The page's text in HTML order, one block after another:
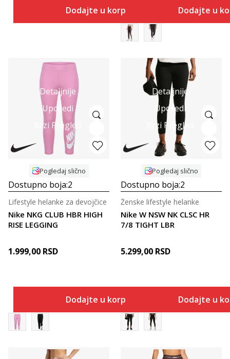
Dodajte u korpu Dodajte u
Detaljnije
Uporedi
Brzi Pregled
Pogledaj slično
Dostupno boja:2
Nike NKG CLUB HBR HIGH
RISE LEGGING
Lifestyle helanke za devojčice
1.999,00 RSD
Dodajte u korpu
Detaljnije
Uporedi
Brzi Pregled
Pogledaj slično
Dostupno boja:2
Nike W NSW NK CLSC HR
7/8 TIGHT LBR
Ženske lifestyle helanke
5.299,00 RSD
Dodajte u